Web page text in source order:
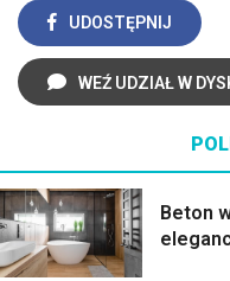
UDOSTĘPNIJ
WEŹ UDZIAŁ W
Beton